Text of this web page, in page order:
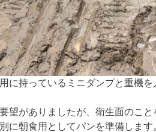
に持っているミニダンプと重機
望がありましたが、衛生面のこ
に朝食用としてパンを準備します